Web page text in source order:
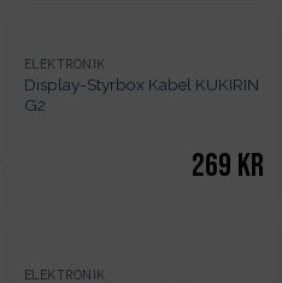
ELEKTRONIK
Display-Styrbox Kabel KUKIRIN
G2
269 kr
ELEKTRONIK